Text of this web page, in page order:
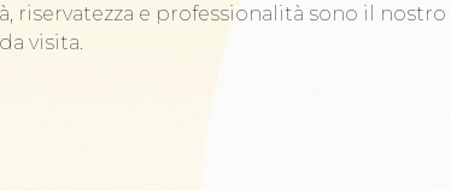
riservatezza e professionalità sono il nostro
visita.